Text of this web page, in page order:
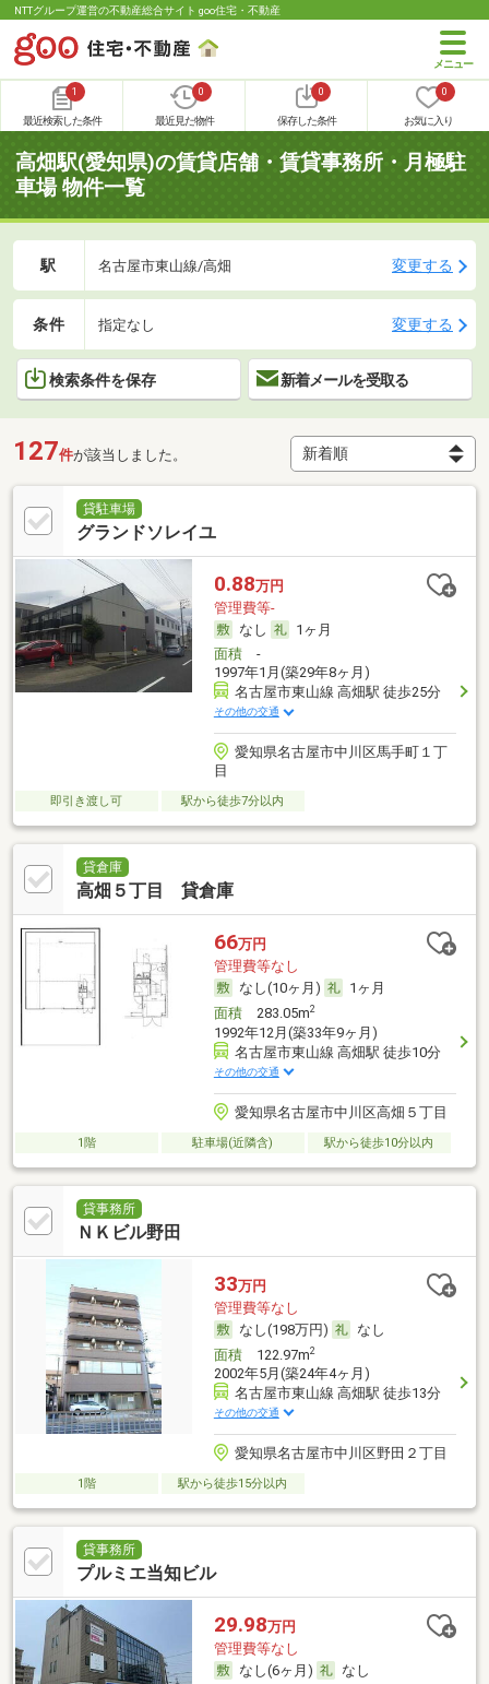
NTTグループ運営の不動産総合サイト goo住宅・不動産
1
最近検索した条件
0
最近見た物件
0
保存した条件
0
お気に入り
高畑駅(愛知県)の賃貸店舗・賃貸事務所・月極駐
車場 物件一覧
駅 名古屋市東山線/高畑 変更する
条件 指定なし 変更する
検索条件を保存 新着メールを受取る
127件が該当しました。
貸駐車場
グランドソレイユ
0.88万円
管理費等-
なし
1ヶ月
面積-
1997年1月(築29年8ヶ月)
名古屋市東山線 高畑駅 徒歩25分
その他の交通
愛知県名古屋市中川区馬手町１丁
目
即引き渡し可 駅から徒歩7分以内
貸倉庫
高畑５丁目 貸倉庫
66万円
管理費等なし
なし(10ヶ月)
1ヶ月
面積283.05m2
1992年12月(築33年9ヶ月)
名古屋市東山線 高畑駅 徒歩10分
その他の交通
愛知県名古屋市中川区高畑５丁目
1階 駐車場(近隣含) 駅から徒歩10分以内
貸事務所
ＮＫビル野田
33万円
管理費等なし
なし(198万円)
なし
面積122.97m2
2002年5月(築24年4ヶ月)
名古屋市東山線 高畑駅 徒歩13分
その他の交通
愛知県名古屋市中川区野田２丁目
1階 駅から徒歩15分以内
貸事務所
プルミエ当知ビル
29.98万円
管理費等なし
なし(6ヶ月)
なし